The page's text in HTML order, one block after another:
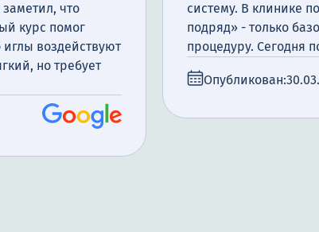
что
курс помог
воздействуют
но требует
систему. В клинике
подряд» - только
процедуру. Сегодня
Опубликован: